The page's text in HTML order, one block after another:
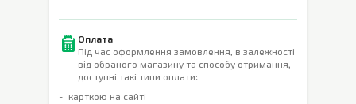
Оплата
Під час оформлення замовлення, в залежності
від обраного магазину та способу отримання,
доступні такі типи оплати:
карткою на сайті